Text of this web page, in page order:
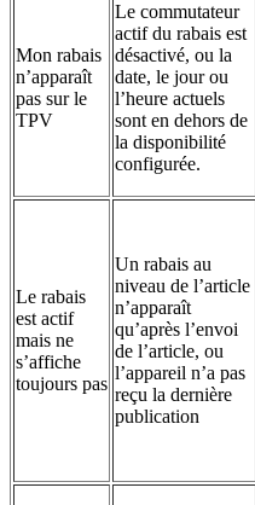
Mon rabais
n’apparaît
pas sur le
TPV
Le commutateur
actif du rabais est
désactivé, ou la
date, le jour ou
l’heure actuels
sont en dehors de
la disponibilité
configurée.
Le rabais
est actif
mais ne
s’affiche
toujours pas
Un rabais au
niveau de l’article
n’apparaît
qu’après l’envoi
de l’article, ou
l’appareil n’a pas
reçu la dernière
publication